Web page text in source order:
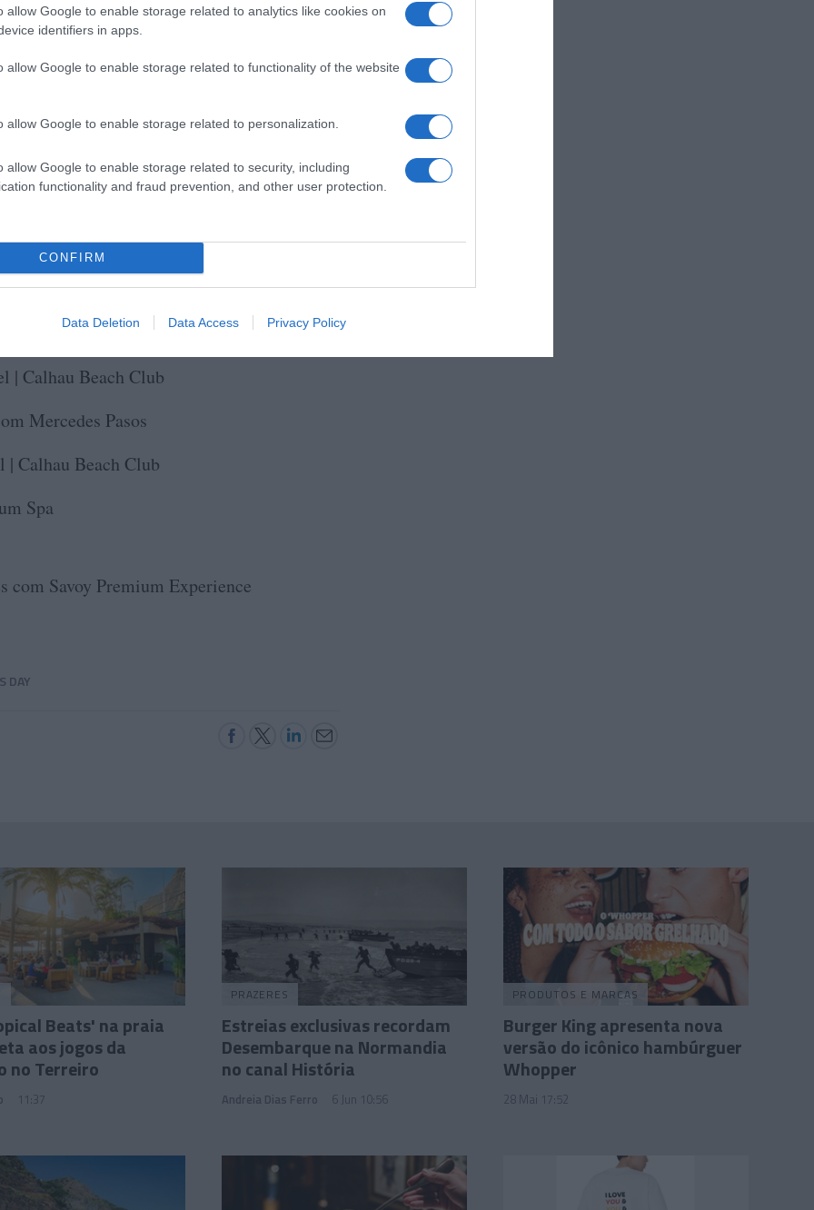
allow Google to enable storage related to analytics like cookies on
identifiers in apps.
allow Google to enable storage related to functionality of the website
allow Google to enable storage related to personalization.
allow Google to enable storage related to security, including
functionality and fraud prevention, and other user protection.
CONFIRM
Data Deletion Data Access Privacy Policy
o hotel Saccharum é um verdadeiro refúgio
entre o corpo e a mente, mediante reserva
disponibiliza tratamentos integrados
a deixar-se envolver tranquilamente
curativa, revigorante ou
| Calhau Beach Club
| Calhau Beach Club
Mercedes Pasos
| Calhau Beach Club
Spa
com Savoy Premium Experience
DAY
Beats' na praia
aos jogos da
no Terreiro
11:37
PRAZERES
Estreias exclusivas recordam
Desembarque na Normandia
no canal História
Andreia Dias Ferro 6 Jun 10:56
PRODUTOS E MARCAS
Burger King apresenta nova
versão do icônico hambúrguer
Whopper
28 Mai 17:52